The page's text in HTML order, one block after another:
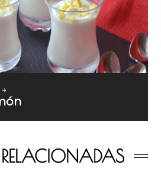
→
RELACIONADAS